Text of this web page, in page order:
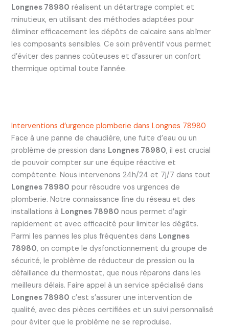
Longnes 78980 réalisent un détartrage complet et
minutieux, en utilisant des méthodes adaptées pour
éliminer efficacement les dépôts de calcaire sans abîmer
les composants sensibles. Ce soin préventif vous permet
d’éviter des pannes coûteuses et d’assurer un confort
thermique optimal toute l’année.
Interventions d’urgence plomberie dans Longnes 78980
Face à une panne de chaudière, une fuite d’eau ou un
problème de pression dans Longnes 78980, il est crucial
de pouvoir compter sur une équipe réactive et
compétente. Nous intervenons 24h/24 et 7j/7 dans tout
Longnes 78980 pour résoudre vos urgences de
plomberie. Notre connaissance fine du réseau et des
installations à Longnes 78980 nous permet d’agir
rapidement et avec efficacité pour limiter les dégâts.
Parmi les pannes les plus fréquentes dans Longnes
78980, on compte le dysfonctionnement du groupe de
sécurité, le problème de réducteur de pression ou la
défaillance du thermostat, que nous réparons dans les
meilleurs délais. Faire appel à un service spécialisé dans
Longnes 78980 c’est s’assurer une intervention de
qualité, avec des pièces certifiées et un suivi personnalisé
pour éviter que le problème ne se reproduise.